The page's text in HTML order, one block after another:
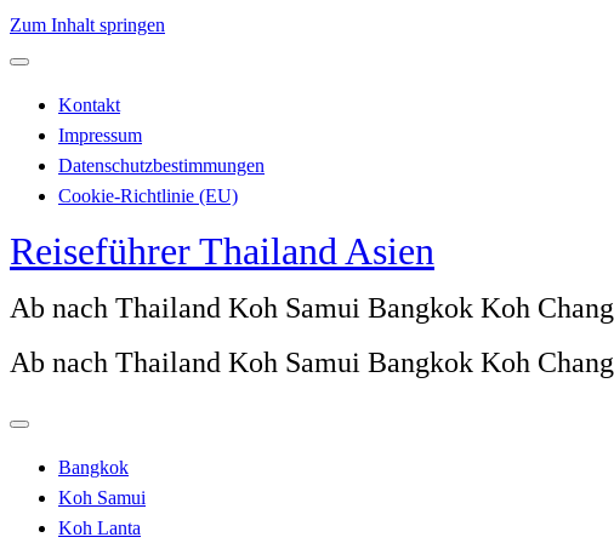
Zum Inhalt springen
Kontakt
Impressum
Datenschutzbestimmungen
Cookie-Richtlinie (EU)
Reiseführer Thailand Asien
Ab nach Thailand Koh Samui Bangkok Koh Chang
Ab nach Thailand Koh Samui Bangkok Koh Chang
Bangkok
Koh Samui
Koh Lanta